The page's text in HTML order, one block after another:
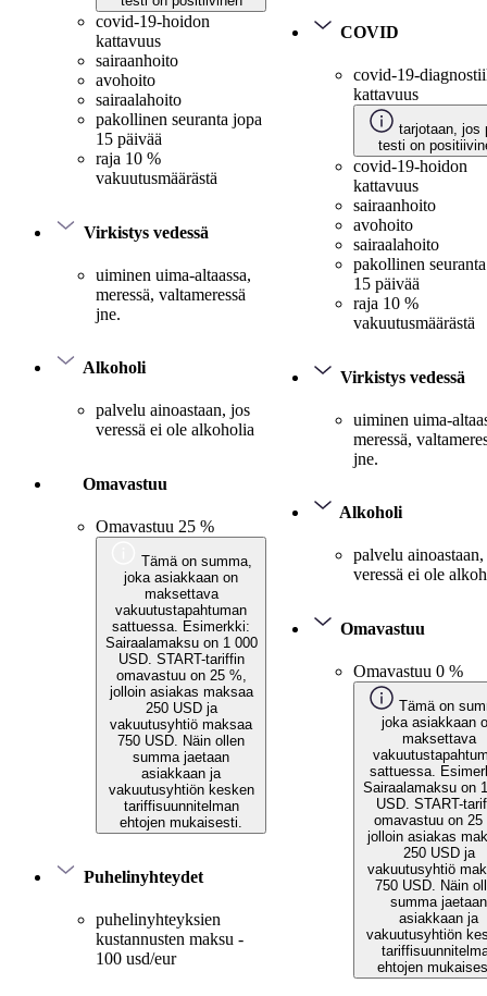
covid-19-hoidon
kattavuus
sairaanhoito
avohoito
sairaalahoito
pakollinen seuranta jopa
15 päivää
raja 10 %
vakuutusmäärästä
Virkistys vedessä
uiminen uima-altaassa,
meressä, valtameressä
jne.
Alkoholi
palvelu ainoastaan, jos
veressä ei ole alkoholia
Omavastuu
Omavastuu 25 %
Tämä on summa,
joka asiakkaan on
maksettava
vakuutustapahtuman
sattuessa. Esimerkki:
Sairaalamaksu on 1 000
USD. START-tariffin
omavastuu on 25 %,
jolloin asiakas maksaa
250 USD ja
vakuutusyhtiö maksaa
750 USD. Näin ollen
summa jaetaan
asiakkaan ja
vakuutusyhtiön kesken
tariffisuunnitelman
ehtojen mukaisesti.
Puhelinyhteydet
puhelinyhteyksien
kustannusten maksu -
100 usd/eur
COVID
covid-19-
kattavuus
tarjotaan, jos
testi on
covid-19-hoidon
kattavuus
sairaanhoito
avohoito
sairaalahoito
pakollinen
15 päivää
raja 10 %
vakuutusmäärästä
Virkistys vedessä
uiminen uima-
meressä,
jne.
Alkoholi
palvelu
veressä ei ole
Omavastuu
Omavastuu 0 %
Tämä on
joka asiakkaan
maksettava
sattuessa.
Sairaalamaksu on
USD. START-
omavastuu on 25
jolloin asiakas
250 USD ja
vakuutusyhtiö
750 USD. Näin
summa jaetaan
asiakkaan ja
vakuutusyhtiön
ehtojen